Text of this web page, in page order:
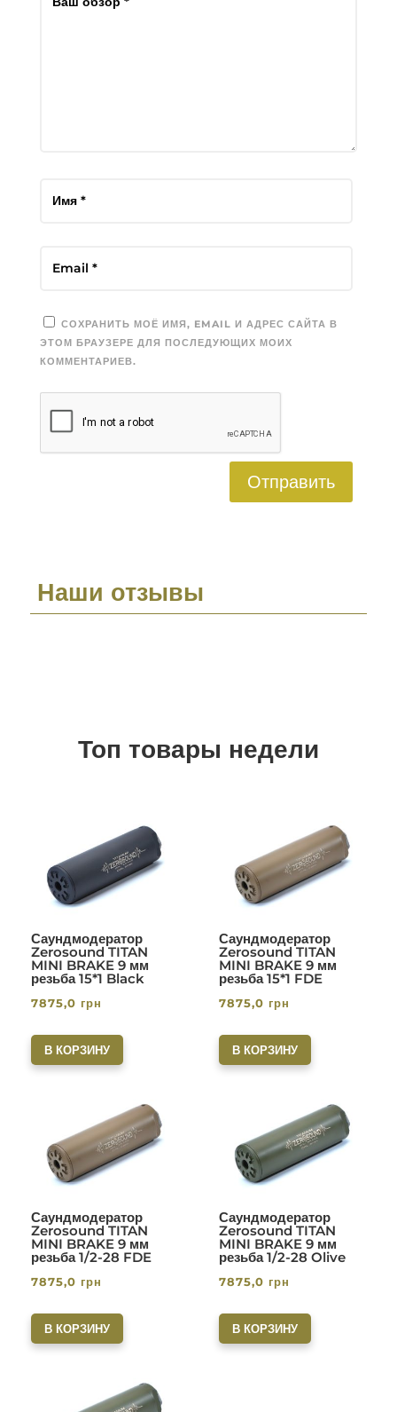
СОХРАНИТЬ МОЁ ИМЯ, EMAIL И АДРЕС САЙТА В
ЭТОМ БРАУЗЕРЕ ДЛЯ ПОСЛЕДУЮЩИХ МОИХ
КОММЕНТАРИЕВ.
Отправить
Наши отзывы
Топ товары недели
Саундмодератор
Zerosound TITAN
MINI BRAKE 9 мм
резьба 15*1 Black
7875,0 грн
В КОРЗИНУ
Саундмодератор
Zerosound TITAN
MINI BRAKE 9 мм
резьба 15*1 FDE
7875,0 грн
В КОРЗИНУ
Саундмодератор
Zerosound TITAN
MINI BRAKE 9 мм
резьба 1/2-28 FDE
7875,0 грн
В КОРЗИНУ
Саундмодератор
Zerosound TITAN
MINI BRAKE 9 мм
резьба 1/2-28 Olive
7875,0 грн
В КОРЗИНУ